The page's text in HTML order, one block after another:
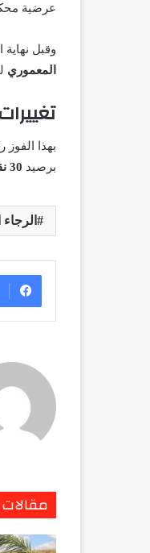
عرضية
وقبل نهاية
المعموري
بهذا
برصيد 30 نقطة